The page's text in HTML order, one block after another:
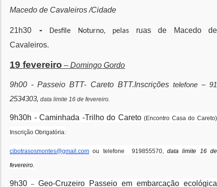
Macedo de Cavaleiros /Cidade
21h30 - Desfile Noturno, pelas ruas de Macedo de
Cavaleiros.
19 fevereiro – Domingo Gordo
9h00 - Passeio BTT- Careto BTT.Inscrições telefone – 91
2534303, data limite 16 de fevereiro.
9h30h - Caminhada -Trilho do Careto (Encontro Casa do Careto)
Inscrição Obrigatória:
cibotrasosmontes@gmail.com ou telefone 919855570,data limite 16 de
fevereiro.
9h30 – Geo-Cruzeiro Passeio em embarcação ecológica